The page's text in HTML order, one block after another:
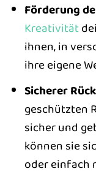
Förderung
Kreativität
ihnen, in
ihre eigene
Sicherer
geschützten
sicher und
können sie
oder einfach